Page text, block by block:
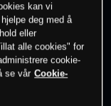
kan vi
deg med å
eller
alle cookies" for
cookie-
se vår Cookie-